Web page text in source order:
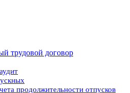
трудовой договор
продолжительности отпусков